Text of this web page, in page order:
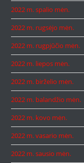
2022 m. spalio mėn.
2022 m. rugsėjo mėn.
2022 m. rugpjūčio mėn.
2022 m. liepos mėn.
2022 m. birželio mėn.
2022 m. balandžio mėn.
2022 m. kovo mėn.
2022 m. vasario mėn.
2022 m. sausio mėn.